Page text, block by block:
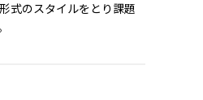
式のスタイルをとり課題